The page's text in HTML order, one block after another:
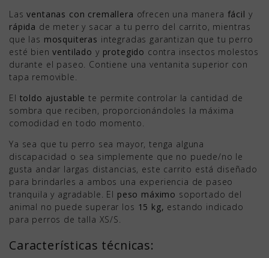
Las ventanas con cremallera ofrecen una manera fácil y
rápida de meter y sacar a tu perro del carrito, mientras
que las mosquiteras integradas garantizan que tu perro
esté bienventilado y protegido contra insectos molestos
durante el paseo. Contiene una ventanita superior con
tapa removible.
El toldo ajustable te permite controlar la cantidad de
sombra que reciben, proporcionándoles la máxima
comodidad en todo momento.
Ya sea que tu perro sea mayor, tenga alguna
discapacidad o sea simplemente que no puede/no le
gusta andar largas distancias, este carrito está diseñado
para brindarles a ambos una experiencia de paseo
tranquila y agradable. El peso máximo soportado del
animal no puede superar los 15 kg, estando indicado
para perros de talla XS/S.
Características técnicas: